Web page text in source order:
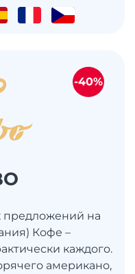
предложений на
Кофе –
каждого.
американо,
-40%